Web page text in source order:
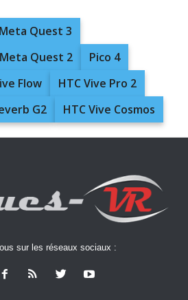
Meta Quest 3
Meta Quest 2
Pico 4
Flow
HTC Vive Pro 2
G2 HTC Vive Cosmos
sur les réseaux sociaux :